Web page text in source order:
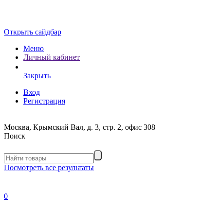
Открыть сайдбар
Меню
Личный кабинет
Закрыть
Вход
Регистрация
Москва, Крымский Вал, д. 3, стр. 2, офис 308
Поиск
Посмотреть все результаты
0